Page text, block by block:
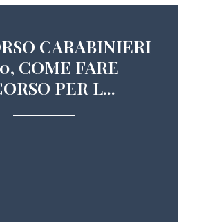
CARABINIERI
COME FARE
PER L...